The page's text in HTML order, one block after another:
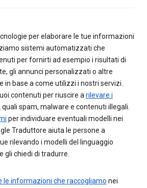
per elaborare le tue informazioni
sistemi automatizzati che
per fornirti ad esempio i risultati di
gli annunci personalizzati o altre
base a come utilizzi i nostri servizi.
contenuti per riuscire a rilevare i
quali spam, malware e contenuti illegali.
per individuare eventuali modelli nei
Traduttore aiuta le persone a
rilevando i modelli del linguaggio
gli chiedi di tradurre.
le informazioni che raccogliamo nei